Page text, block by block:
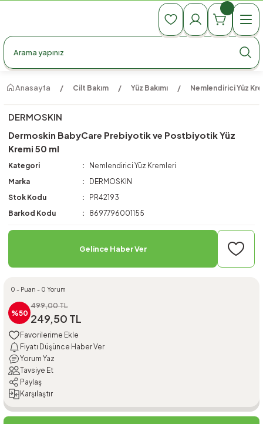
990 TL Üzeri Ücretsiz Kargo
990 TL Üzeri Ücretsiz Kargo
Anasayfa Cilt Bakım Yüz Bakımı Nemlendirici Yüz
DERMOSKIN
Dermoskin BabyCare Prebiyotik ve Postbiyotik Yüz
Kremi 50 ml
Kategori
Nemlendirici Yüz Kremleri
Marka
DERMOSKIN
Stok Kodu
PR42193
Barkod Kodu
8697796001155
Gelince Haber Ver
0 - Puan - 0 Yorum
%50
499,00 TL
249,50 TL
Fiyatı Düşünce Haber Ver
Yorum Yaz
Tavsiye Et
Paylaş
Karşılaştır